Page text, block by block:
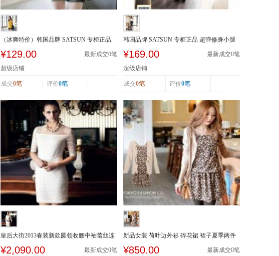
（冰爽特价）韩国品牌 SATSUN 专柜正品
¥129.00 最新成交0笔
超级店铺
成交0笔 评价0笔
韩国品牌 SATSUN 专柜正品 超弹修身小腿
¥169.00 最新成交0笔
超级店铺
成交0笔 评价0笔
皇后大街2013春装新款圆领收腰中袖蕾丝连
¥2,090.00 最新成交0笔
新品女装 荷叶边外衫 碎花裙 裙子夏季两件
¥850.00 最新成交0笔